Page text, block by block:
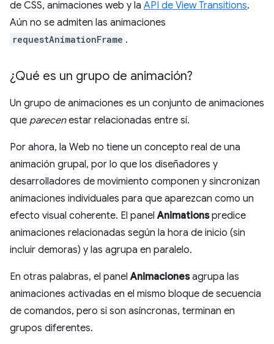
de CSS, animaciones web y la API de View Transitions.
Aún no se admiten las animaciones
requestAnimationFrame .
¿Qué es un grupo de animación?
Un grupo de animaciones es un conjunto de animaciones
que parecenestar relacionadas entre sí.
Por ahora, la Web no tiene un concepto real de una
animación grupal, por lo que los diseñadores y
desarrolladores de movimiento componen y sincronizan
animaciones individuales para que aparezcan como un
efecto visual coherente. El panelAnimationspredice
animaciones relacionadas según la hora de inicio (sin
incluir demoras) y las agrupa en paralelo.
En otras palabras, el panelAnimacionesagrupa las
animaciones activadas en el mismo bloque de secuencia
de comandos, pero si son asíncronas, terminan en
grupos diferentes.